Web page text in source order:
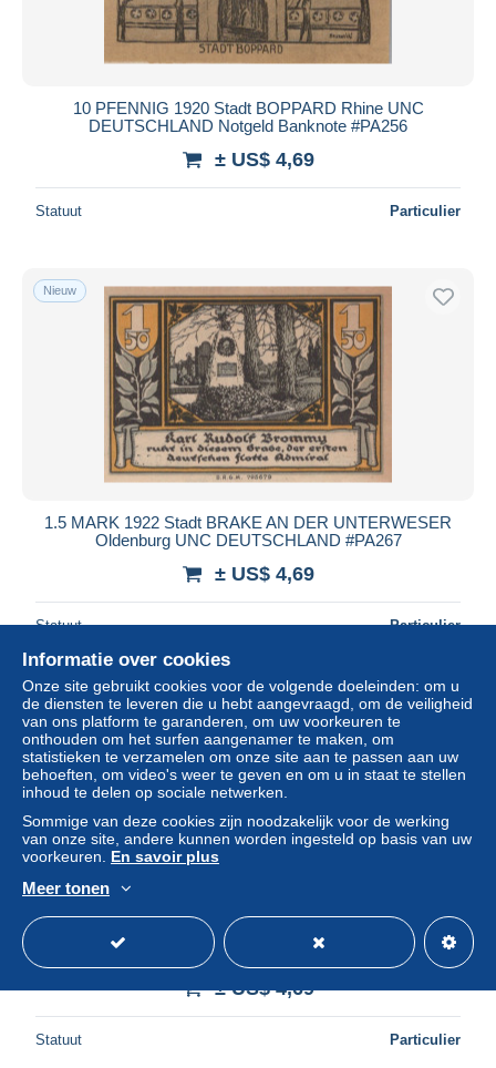
10 PFENNIG 1920 Stadt BOPPARD Rhine UNC
DEUTSCHLAND Notgeld Banknote #PA256
± US$ 4,69
Statuut Particulier
Nieuw
1.5 MARK 1922 Stadt BRAKE AN DER UNTERWESER
Oldenburg UNC DEUTSCHLAND #PA267
± US$ 4,69
Statuut Particulier
Nieuw
25 PFENNIG 1920 Stadt BOPPARD Rhine UNC
DEUTSCHLAND Notgeld Banknote #PA257
± US$ 4,69
Statuut Particulier
Informatie over cookies
Onze site gebruikt cookies voor de volgende doeleinden: om u
de diensten te leveren die u hebt aangevraagd, om de veiligheid
van ons platform te garanderen, om uw voorkeuren te
onthouden om het surfen aangenamer te maken, om
statistieken te verzamelen om onze site aan te passen aan uw
behoeften, om video's weer te geven en om u in staat te stellen
inhoud te delen op sociale netwerken.
Sommige van deze cookies zijn noodzakelijk voor de werking
van onze site, andere kunnen worden ingesteld op basis van uw
voorkeuren. En savoir plus
Meer tonen